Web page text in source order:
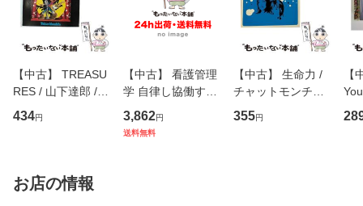
【中古】 TREASU
RES / 山下達郎 /
イーストウエス
ト・ジャパン [CD]
434円
【中古】 看護管理
学 自律し協働する
専門職の看護マネ
ジメントスキル 改
3,862円
送料無料
【中古】 生命力 /
チャットモンチー /
キューンレコード
[CD]【メール便送
355円
【
のが
お店の情報